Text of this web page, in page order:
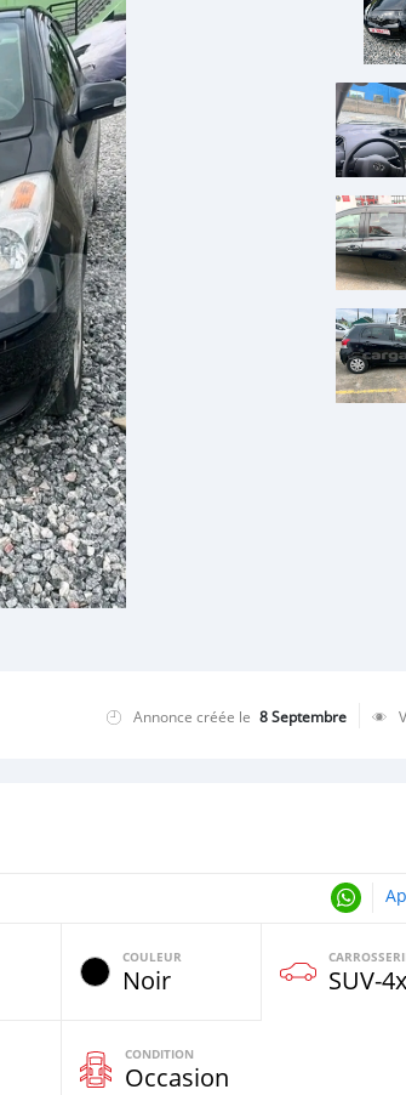
Annonce créée le 8 Septembre
COULEUR
Noir
CONDITION
Occasion